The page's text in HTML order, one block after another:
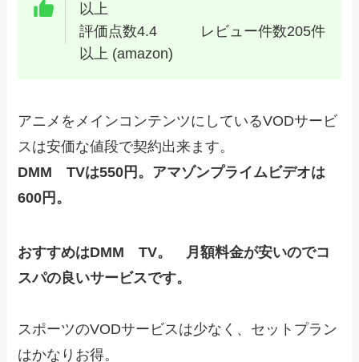
以上
評価点数4.4 レビュー件数205件
以上 (amazon)
アニメをメインコンテンツにしているVODサービ
スは安価な値段で契約出来ます。
DMM TVは550円。アマゾンプライムビデオは
600円。
おすすめはDMM TV。 月額料金が安いのでコ
スパの良いサービスです。
スポーツのVODサービスは少なく、セットプラン
はかなりお得。